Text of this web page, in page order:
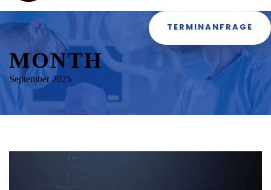
TERMINANFRAGE
MONTH
September 2025